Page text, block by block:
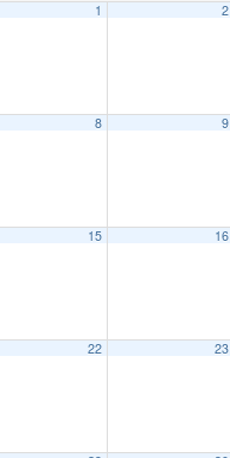
1 2
8 9
15 16
22 23